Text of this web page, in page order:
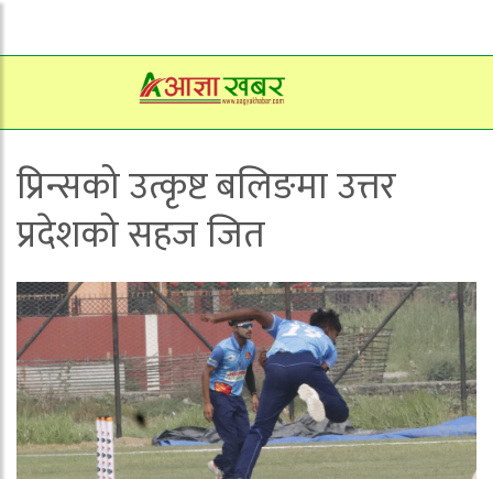
प्रिन्सको उत्कृष्ट बलिङमा उत्तर
प्रदेशको सहज जित